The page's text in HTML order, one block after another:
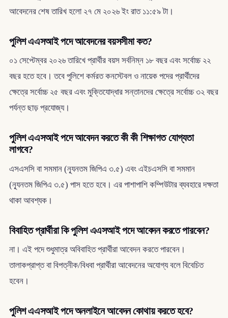
আবেদনের শেষ তারিখ হলো ২৭ মে ২০২৬ ইং রাত ১১:৫৯ টা।
পুলিশ এএসআই পদে আবেদনের বয়সসীমা কত?
০১ সেপ্টেম্বর ২০২৬ তারিখে প্রার্থীর বয়স সর্বনিম্ন ১৮ বছর এবং সর্বোচ্চ ২২
বছর হতে হবে। তবে পুলিশে কর্মরত কনস্টেবল ও নায়েক পদের প্রার্থীদের
ক্ষেত্রে সর্বোচ্চ ২৫ বছর এবং মুক্তিযোদ্ধার সন্তানদের ক্ষেত্রে সর্বোচ্চ ৩২ বছর
পর্যন্ত ছাড় প্রযোজ্য।
পুলিশ এএসআই পদে আবেদন করতে কী কী শিক্ষাগত যোগ্যতা
লাগবে?
এসএসসি বা সমমান (ন্যূনতম জিপিএ ৩.৫) এবং এইচএসসি বা সমমান
(ন্যূনতম জিপিএ ৩.৫) পাস হতে হবে। এর পাশাপাশি কম্পিউটার ব্যবহারে দক্ষতা
থাকা আবশ্যক।
বিবাহিত প্রার্থীরা কি পুলিশ এএসআই পদে আবেদন করতে পারবেন?
না। এই পদে শুধুমাত্র অবিবাহিত প্রার্থীরা আবেদন করতে পারবেন।
তালাকপ্রাপ্ত বা বিপত্নীক/বিধবা প্রার্থীরা আবেদনের অযোগ্য বলে বিবেচিত
হবেন।
পুলিশ এএসআই পদে অনলাইনে আবেদন কোথায় করতে হবে?